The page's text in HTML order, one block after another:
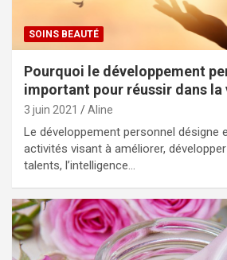
SOINS BEAUTÉ
Pourquoi le développement
important pour réussir dans la
3 juin 2021 Aline
Le développement personnel désigne
activités visant à améliorer,
talents, l’intelligence…